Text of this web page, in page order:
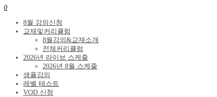
0
8월 강의신청
교재및커리큘럼
8월강의&교재소개
전체커리큘럼
2026년 라이브 스케줄
2026년 8월 스케줄
샘플강의
레벨 테스트
VOD 신청